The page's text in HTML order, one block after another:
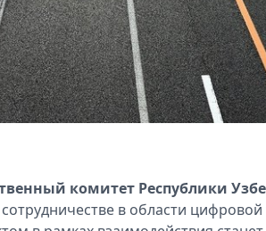
комитет Республики
в области